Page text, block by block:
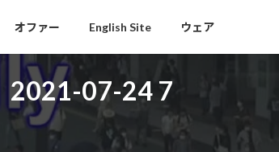
オファー English Site ウェア
2021-07-24 7